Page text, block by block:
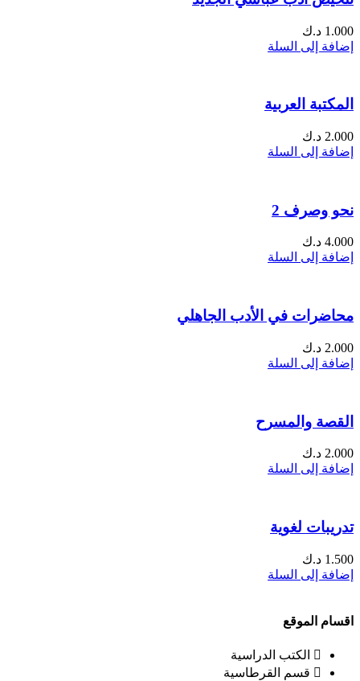
1.000 د.ك
إضافة إلى السلة
المكتبة العربية
2.000 د.ك
إضافة إلى السلة
نحو وصرف 2
4.000 د.ك
إضافة إلى السلة
محاضرات في الأدب الجاهلي
2.000 د.ك
إضافة إلى السلة
القصة والمسرح
2.000 د.ك
إضافة إلى السلة
تدريبات لغوية
1.500 د.ك
إضافة إلى السلة
اقسام الموقع
الكتب الدراسية
قسم القرطاسية